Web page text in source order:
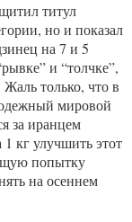
титул
но и показал
на 7 и 5
и “толчке”,
Жаль только, что в
мировой
за иранцем
кг улучшить этот
попытку
на осеннем